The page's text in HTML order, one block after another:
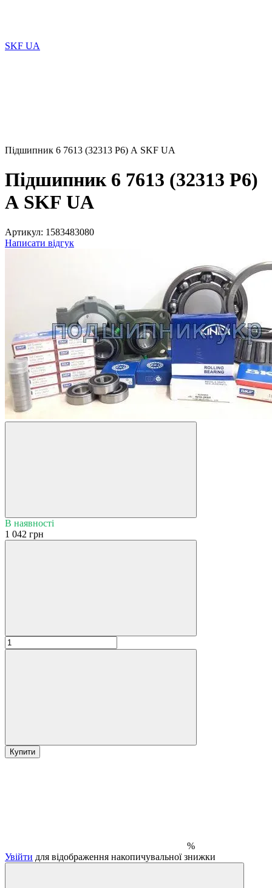
SKF UA
Підшипник 6 7613 (32313 P6) А SKF UA
Підшипник 6 7613 (32313 P6)
А SKF UA
Артикул: 1583483080
Написати відгук
В наявності
1 042 грн
Купити
%
Увійти для відображення накопичувальної знижки